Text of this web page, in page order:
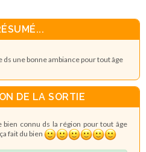
une bonne ambiance pour tout âge
DE LA SORTIE
bien connu ds la région pour tout âge
fait du bien